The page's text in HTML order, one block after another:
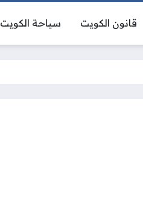
قانون الكويت سياحة الكويت